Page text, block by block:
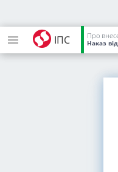
ІПС Про
Наказ